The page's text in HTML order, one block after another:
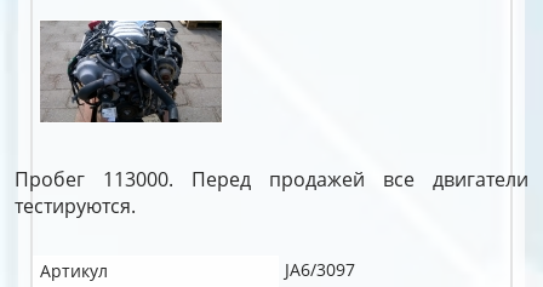
Пробег 113000. Перед продажей все двигатели
тестируются.
Артикул
JA6/3097